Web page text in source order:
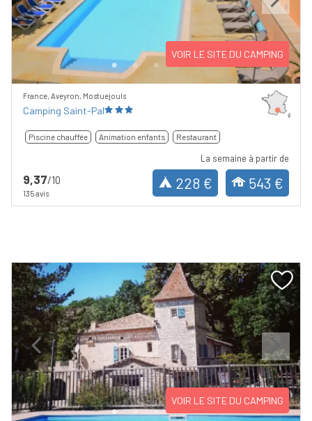
Previous Next
VOIR LE SITE DU CAMPING
France, Aveyron, Mostuejouls
Camping Saint-Pal
Piscine chauffée Animation enfants Restaurant
9,37/10
135 avis
La semaine à partir de
228 € 543 €
Previous Next
VOIR LE SITE DU CAMPING